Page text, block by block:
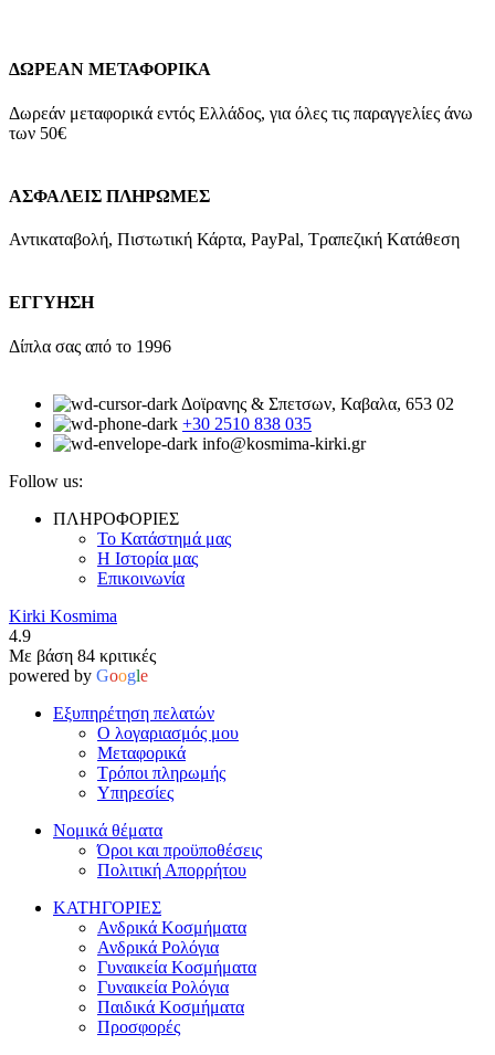
ΔΩΡΕΑΝ ΜΕΤΑΦΟΡΙΚΑ
Δωρεάν μεταφορικά εντός Ελλάδος, για όλες τις παραγγελίες άνω
των 50€
ΑΣΦΑΛΕΙΣ ΠΛΗΡΩΜΕΣ
Αντικαταβολή, Πιστωτική Κάρτα, PayPal, Τραπεζική Kατάθεση
ΕΓΓΥΗΣΗ
Δίπλα σας από το 1996
Δοϊρανης & Σπετσων, Καβαλα, 653 02
+30 2510 838 035
info@kosmima-kirki.gr
Follow us:
ΠΛΗΡΟΦΟΡΙΕΣ
Το Κατάστημά μας
Η Ιστορία μας
Επικοινωνία
Kirki Kosmima
4.9
Με βάση 84 κριτικές
powered by Google
Εξυπηρέτηση πελατών
Ο λογαριασμός μου
Μεταφορικά
Τρόποι πληρωμής
Υπηρεσίες
Νομικά θέματα
Όροι και προϋποθέσεις
Πολιτική Απορρήτου
ΚΑΤΗΓΟΡΙΕΣ
Ανδρικά Κοσμήματα
Ανδρικά Ρολόγια
Γυναικεία Κοσμήματα
Γυναικεία Ρολόγια
Παιδικά Κοσμήματα
Προσφορές